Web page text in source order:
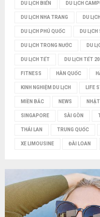
DU LỊCH BIỂN DU LỊCH
DU LỊCH NHA TRANG DU
DU LỊCH PHÚ QUỐC DU LỊCH
DU LỊCH TRONG NƯỚC DU
DU LỊCH TẾT DU LỊCH TẾT
FITNESS HÀN QUỐC
KINH NGHIỆM DU LỊCH LIFE
MIỀN BẮC NEWS
SINGAPORE SÀI GÒN
THÁI LAN TRUNG QUỐC
XE LIMOUSINE ĐÀI LOAN